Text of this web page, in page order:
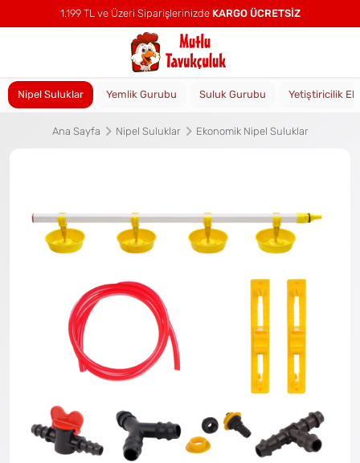
1.199 TL ve Üzeri Siparişlerinizde KARGO ÜCRETSİZ
Nipel Suluklar Yemlik Gurubu Suluk Gurubu Yetiştiricilik
Ana Sayfa Nipel Suluklar Ekonomik Nipel Suluklar